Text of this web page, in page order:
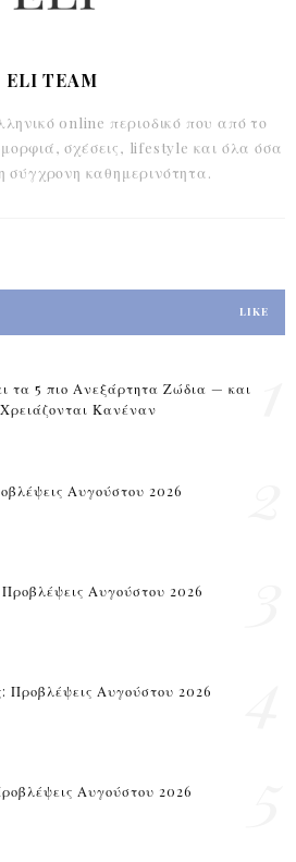
ELI TEAM
online περιοδικό που από το
σχέσεις, lifestyle και όλα όσα
σύγχρονη καθημερινότητα.
LIKE
τα 5 πιο Ανεξάρτητα Ζώδια — και
Κανέναν
Αυγούστου 2026
Αυγούστου 2026
Προβλέψεις Αυγούστου 2026
Αυγούστου 2026